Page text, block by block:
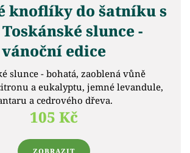
knoflíky do šatníku s
slunce -
vánoční edice
slunce - bohatá, zaoblená vůně
a eukalyptu, jemné levandule,
a cedrového dřeva.
105 Kč
ZOBRAZIT